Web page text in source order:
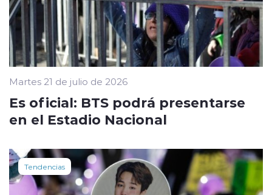
Martes 21 de julio de 2026
Es oficial: BTS podrá presentarse
en el Estadio Nacional
Tendencias